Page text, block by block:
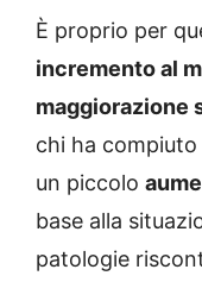
È proprio per
incremento al
maggiorazione
chi ha compiuto
un piccolo
base alla
patologie